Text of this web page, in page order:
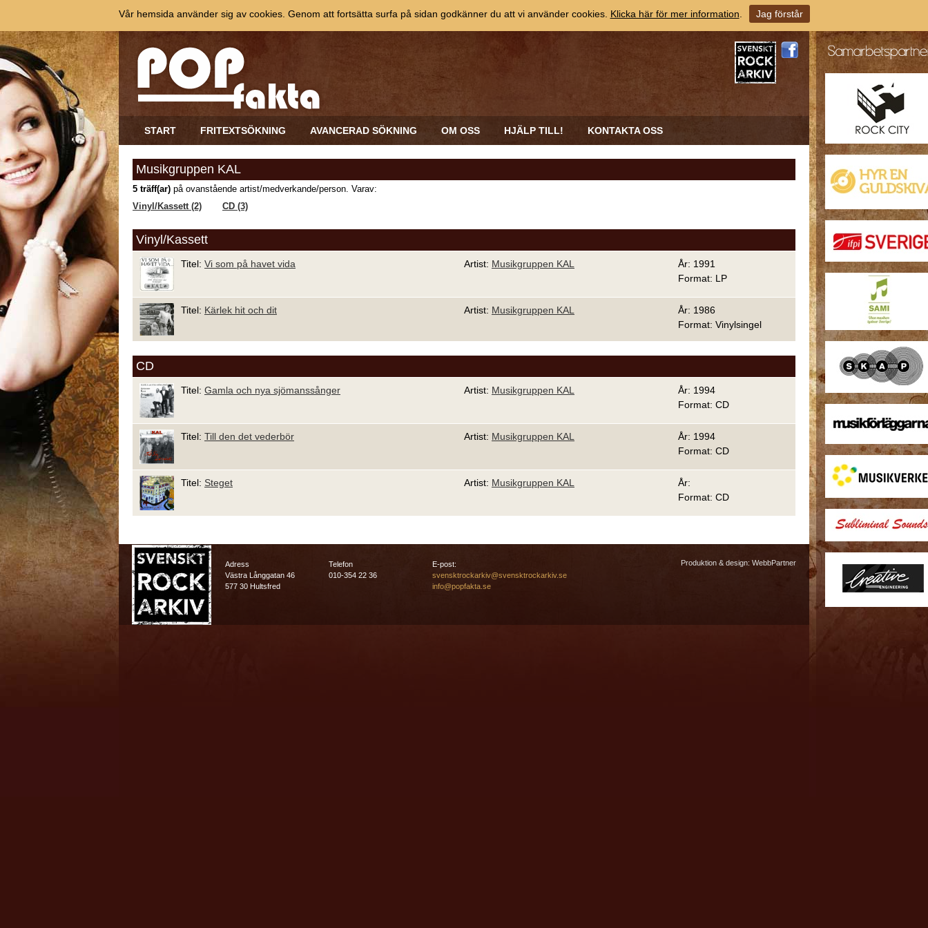
START FRITEXTSÖKNING AVANCERAD SÖKNING OM OSS HJÄLP TILL! KONTAKTA OSS
Musikgruppen KAL
5 träff(ar) på ovanstående artist/medverkande/person. Varav:
Vinyl/Kassett (2)
CD (3)
Vinyl/Kassett
Titel: Vi som på havet vida Artist: Musikgruppen KAL
År: 1991
Format: LP
Titel: Kärlek hit och dit Artist: Musikgruppen KAL
År: 1986
Format: Vinylsingel
CD
Titel: Gamla och nya sjömanssånger Artist: Musikgruppen KAL
År: 1994
Format: CD
Titel: Till den det vederbör Artist: Musikgruppen KAL
År: 1994
Format: CD
Titel: Steget Artist: Musikgruppen KAL
År:
Format: CD
Adress
Västra Långgatan 46
577 30 Hultsfred
Telefon
010-354 22 36
E-post:
svensktrockarkiv@svensktrockarkiv.se
info@popfakta.se
Produktion & design: WebbPartner
Vår hemsida använder sig av cookies. Genom att fortsätta surfa på sidan godkänner du att vi använder cookies. Klicka här för mer information Jag förstår